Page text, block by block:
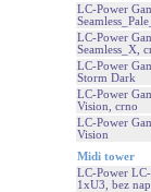
LC-Power
LC-Power
Seamless_X,
LC-Power
Storm Dark
LC-Power
Vision, crno
LC-Power
Vision
Midi tower
LC-Power
1xU3, bez nap.